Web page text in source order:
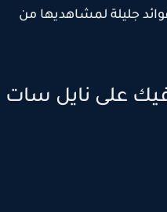
جليلة لمشاهديها من
على نايل سات